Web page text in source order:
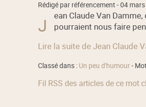
Rédigé par référencement -04
J
ean Claude Van
pourraient nous faire
Lire la suite de Jean Claude
Classé dans : Un peu d'humour-
Fil RSS des articles de ce mot